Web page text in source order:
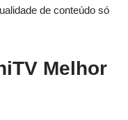
de conteúdo só
Melhor